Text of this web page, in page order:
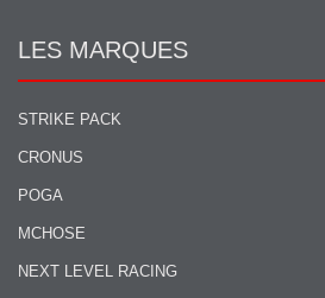
LES MARQUES
STRIKE PACK
CRONUS
POGA
MCHOSE
NEXT LEVEL RACING